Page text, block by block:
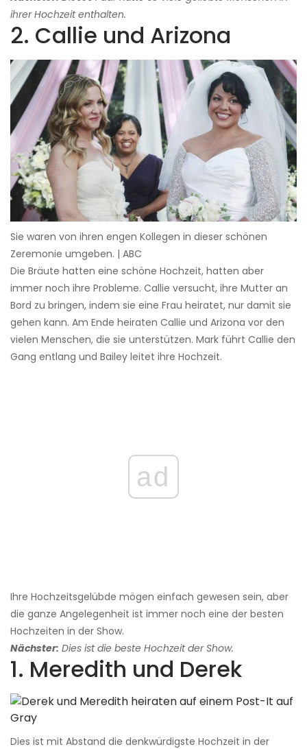
ihrer Hochzeit enthalten.
2. Callie und Arizona
Sie waren von ihren engen Kollegen in dieser schönen
Zeremonie umgeben. | ABC
Die Bräute hatten eine schöne Hochzeit, hatten aber
immer noch ihre Probleme. Callie versucht, ihre Mutter an
Bord zu bringen, indem sie eine Frau heiratet, nur damit sie
gehen kann. Am Ende heiraten Callie und Arizona vor den
vielen Menschen, die sie unterstützen. Mark führt Callie den
Gang entlang und Bailey leitet ihre Hochzeit.
ad
Ihre Hochzeitsgelübde mögen einfach gewesen sein, aber
die ganze Angelegenheit ist immer noch eine der besten
Hochzeiten in der Show.
Nächster: Dies ist die beste Hochzeit der Show.
1. Meredith und Derek
Dies ist mit Abstand die denkwürdigste Hochzeit in der